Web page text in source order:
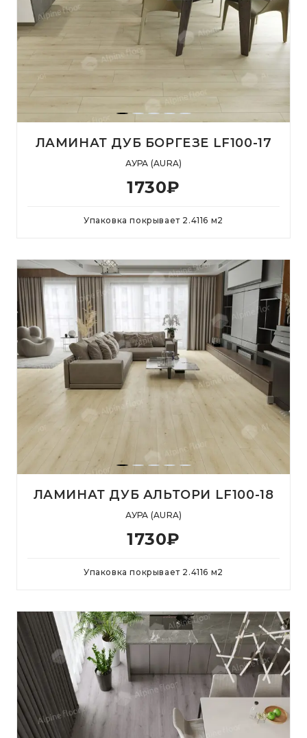
ЛАМИНАТ ДУБ БОРГЕЗЕ LF100-17
АУРА (AURA)
1730₽
Упаковка покрывает 2.4116 м2
ЛАМИНАТ ДУБ АЛЬТОРИ LF100-18
АУРА (AURA)
1730₽
Упаковка покрывает 2.4116 м2